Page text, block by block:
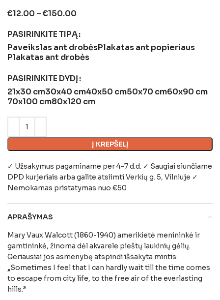
€12.00 –€150.00
PASIRINKITE TIPĄ
Paveikslas ant drobėsPlakatas ant popieriaus
Plakatas ant drobės
PASIRINKITE DYDĮ
21x30 cm30x40 cm40x50 cm50x70 cm60x90 cm
70x100 cm80x120 cm
Į KREPŠELĮ
✓ Užsakymus pagaminame per 4-7 d.d. ✓ Saugiai siunčiame
DPD kurjeriais arba galite atsiimtiVerkių g. 5, Vilniuje ✓
Nemokamas pristatymas nuo €50
APRAŠYMAS
Mary Vaux Walcott (1860-1940) amerikietė menininkė ir
gamtininkė, žinoma dėl akvarele pieštų laukinių gėlių.
Geriausiai jos asmenybę atspindi išsakyta mintis:
„Sometimes I feel that I can hardly wait till the time comes
to escape from city life, to the free air of the everlasting
hills.”